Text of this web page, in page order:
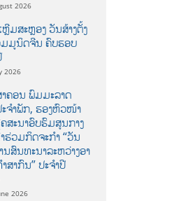
2026
ຫຼີມສະຫຼອງ ວັນສ້າງຕັ້ງ
ມູນິດຈີນ ຄົບຮອບ
2026
ຄອນ ພົມມະລາດ
ະຈໍາພັກ, ຮອງຫົວໜ້າ
ຄສະນາອົບຮົມສູນກາງ
ຮ່ວມກິດຈະກຳ “ວັນ
ນສົນທະນາລະຫວ່າງອາ
ສາກົນ” ປະຈຳປີ
2026